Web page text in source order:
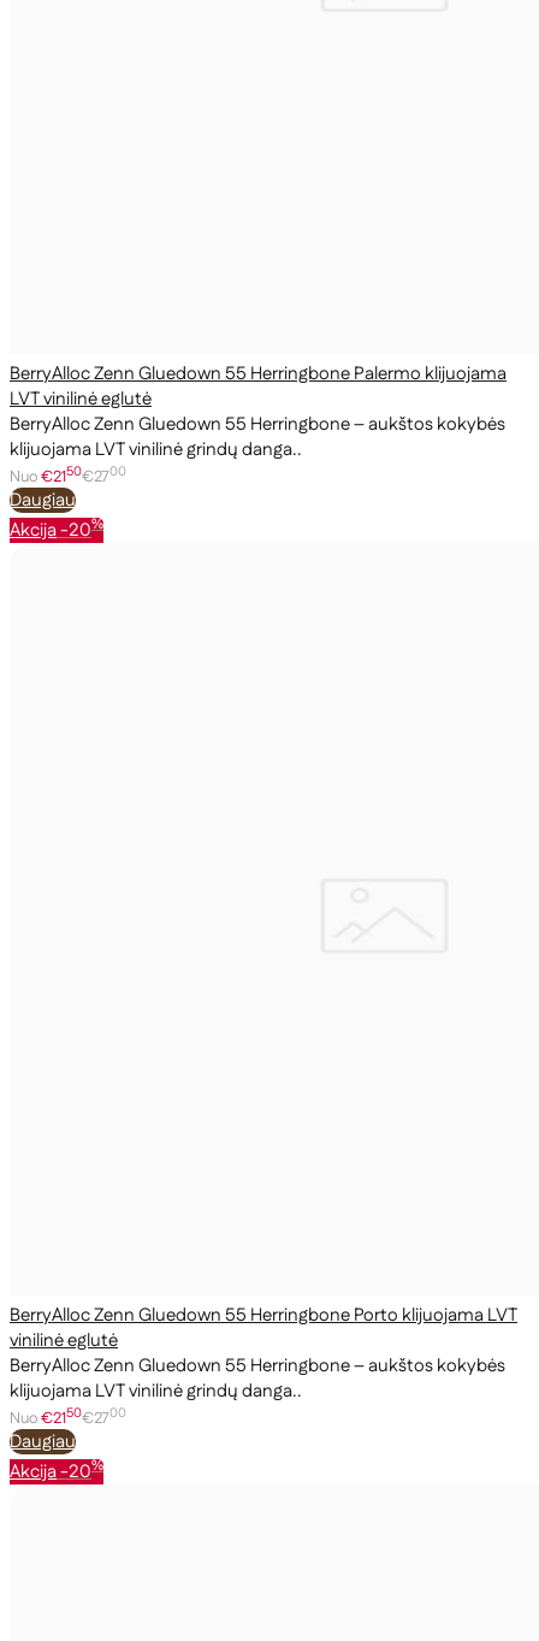
BerryAlloc Zenn Gluedown 55 Herringbone Palermo klijuojama
LVT vinilinė eglutė
BerryAlloc Zenn Gluedown 55 Herringbone – aukštos kokybės
klijuojama LVT vinilinė grindų danga..
Nuo€2150€2700
Daugiau
Akcija-20%
BerryAlloc Zenn Gluedown 55 Herringbone Porto klijuojama LVT
vinilinė eglutė
BerryAlloc Zenn Gluedown 55 Herringbone – aukštos kokybės
klijuojama LVT vinilinė grindų danga..
Nuo€2150€2700
Daugiau
Akcija-20%